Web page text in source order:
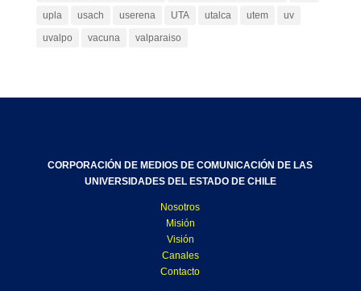
upla
usach userena UTA utalca utem
uv
uvalpo
vacuna valparaiso
CORPORACIÓN DE MEDIOS DE COMUNICACIÓN DE LAS
UNIVERSIDADES DEL ESTADO DE CHILE
Nosotros
Misión
Visión
Canales
Contacto